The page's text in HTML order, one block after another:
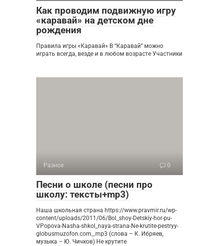
Как проводим подвижную игру
«каравай» на детском дне
рождения
Правила игры «Каравай» В “Каравай” можно
играть всегда, везде и в любом возрасте Участники
Разное 0
Песни о школе (песни про
школу: тексты+mp3)
Наша школьная страна https://www.pravmir.ru/wp-
content/uploads/2011/06/Bol_shoy-Detskiy-hor-pu-
VPopova-Nasha-shkol_naya-strana-Ne-krutite-pestryy-
globusmuzofon.com_.mp3 (слова – К. Ибряев,
музыка – Ю. Чичков) Не крутите